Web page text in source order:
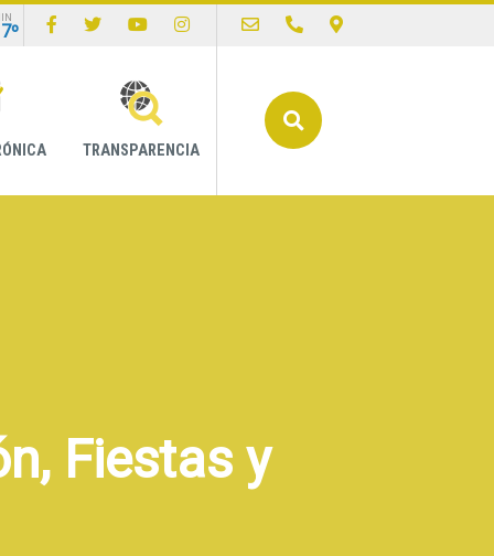
TRANSPARENCIA
Fiestas y